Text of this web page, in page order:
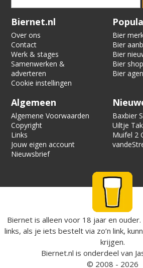
Verification code:
Biernet.nl
Over ons
Contact
Werk & stages
Samenwerken &
adverteren
Cookie instellingen
Bier
Bier
Bier
Bier shop
Bier
Algemeen
Algemene Voorwaarden
Copyright
Links
Jouw eigen account
Nieuwsbrief
Baxbier
Strata
Uiltje
the
Muifel 2
Biernet is alleen voor 18 jaar en
links, als je iets bestelt via zo’n link,
krijgen.
Biernet.nl is onderdeel van
© 2008 - 2026